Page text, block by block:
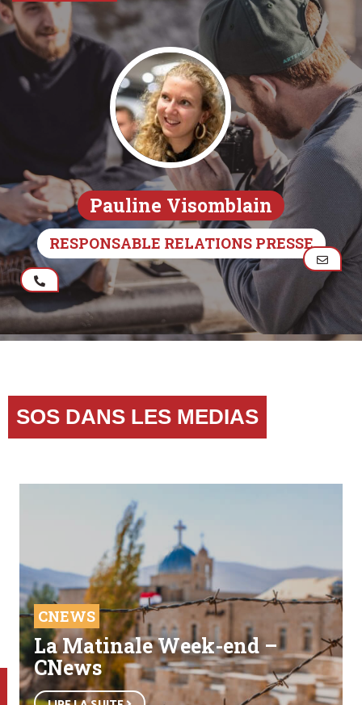
Pauline Visomblain
RESPONSABLE RELATIONS PRESSE
SOS DANS LES MEDIAS
CNEWS
La Matinale Week-end –
CNews